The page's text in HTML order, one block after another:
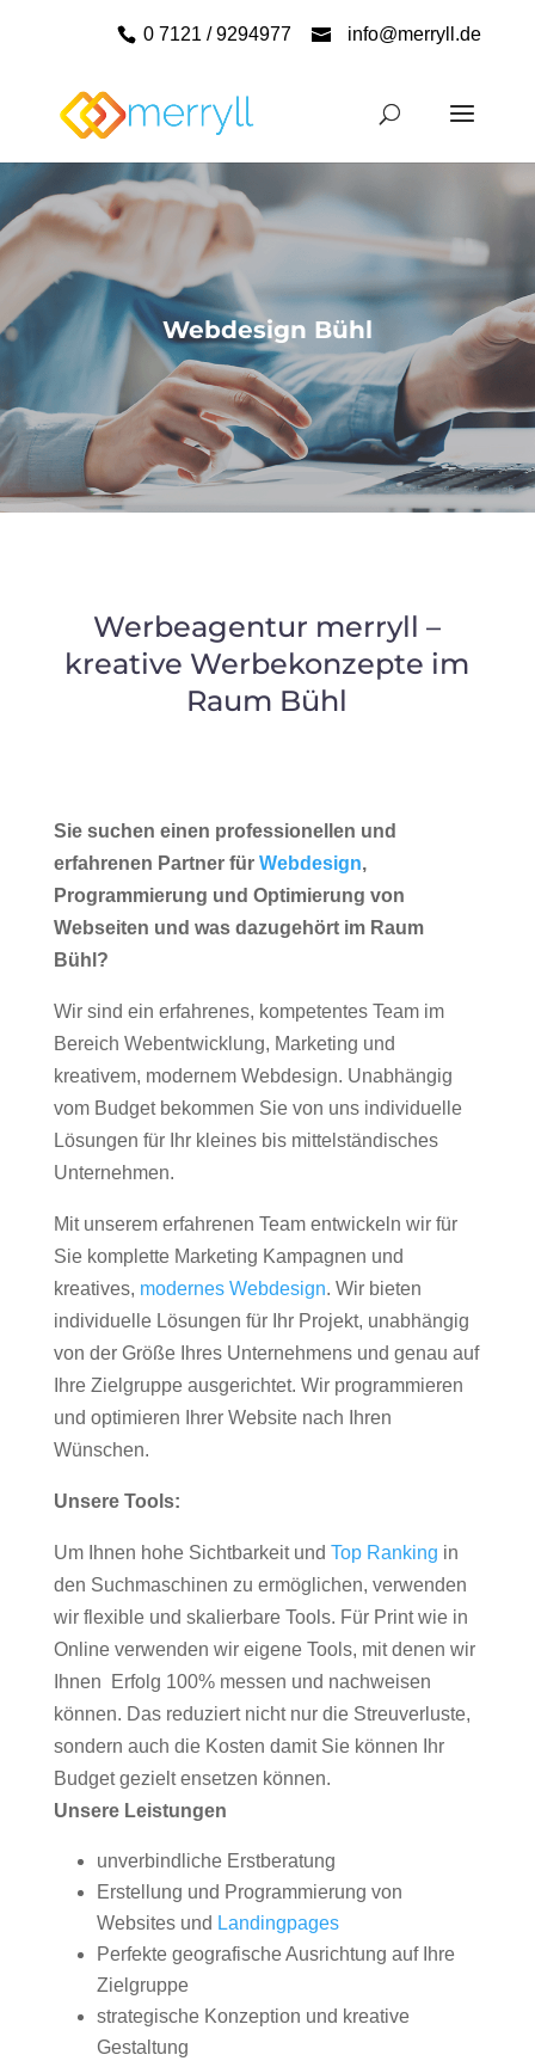
0 7121 / 9294977 info@merryll.de
Webdesign Bühl
Werbeagentur merryll –
kreative Werbekonzepte im
Raum Bühl
Sie suchen einen professionellen und
erfahrenen Partner für Webdesign,
Programmierung und Optimierung von
Webseiten und was dazugehört im Raum
Bühl?
Wir sind ein erfahrenes, kompetentes Team im
Bereich Webentwicklung, Marketing und
kreativem, modernem Webdesign. Unabhängig
vom Budget bekommen Sie von uns individuelle
Lösungen für Ihr kleines bis mittelständisches
Unternehmen.
Mit unserem erfahrenen Team entwickeln wir für
Sie komplette Marketing Kampagnen und
kreatives, modernes Webdesign. Wir bieten
individuelle Lösungen für Ihr Projekt, unabhängig
von der Größe Ihres Unternehmens und genau auf
Ihre Zielgruppe ausgerichtet. Wir programmieren
und optimieren Ihrer Website nach Ihren
Wünschen.
Unsere Tools:
Um Ihnen hohe Sichtbarkeit und Top Ranking in
den Suchmaschinen zu ermöglichen, verwenden
wir flexible und skalierbare Tools. Für Print wie in
Online verwenden wir eigene Tools, mit denen wir
Ihnen Erfolg 100% messen und nachweisen
können. Das reduziert nicht nur die Streuverluste,
sondern auch die Kosten damit Sie können Ihr
Budget gezielt ensetzen können.
Unsere Leistungen
unverbindliche Erstberatung
Erstellung und Programmierung von
Websites und Landingpages
Perfekte geografische Ausrichtung auf Ihre
Zielgruppe
strategische Konzeption und kreative
Gestaltung